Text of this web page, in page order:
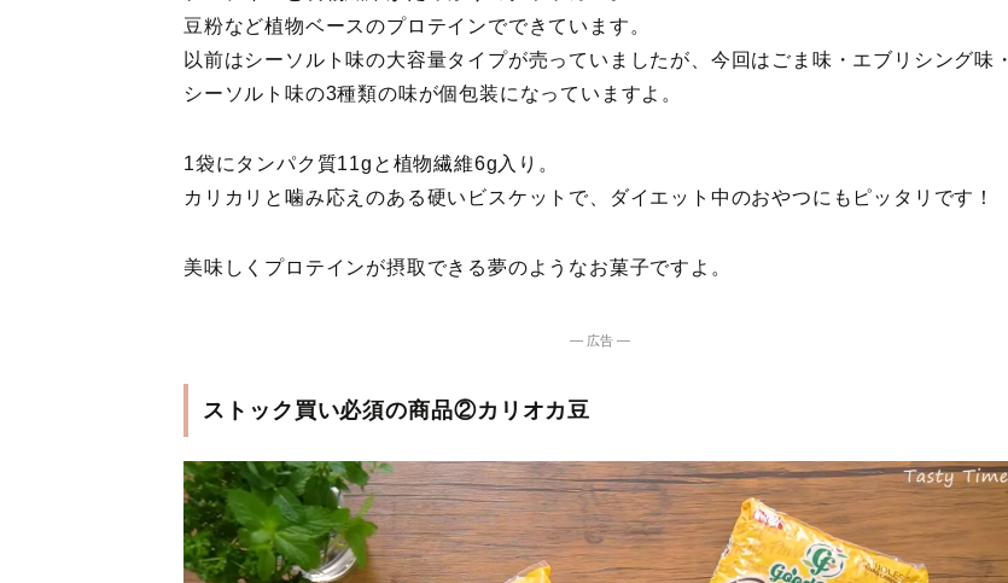
豆粉など植物ベースのプロテインでできています。
以前はシーソルト味の大容量タイプが売っていましたが、今回はごま味・エブリシング味・
シーソルト味の3種類の味が個包装になっていますよ。
1袋にタンパク質11gと植物繊維6g入り。
カリカリと噛み応えのある硬いビスケットで、ダイエット中のおやつにもピッタリです！
美味しくプロテインが摂取できる夢のようなお菓子ですよ。
― 広告 ―
ストック買い必須の商品②カリオカ豆